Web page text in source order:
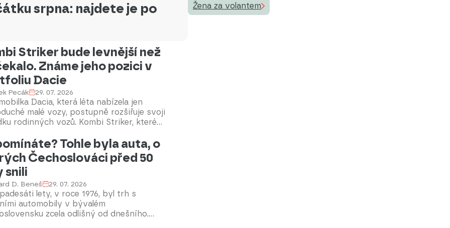
srpna: najdete je po
Žena za volantem
Striker bude levnější než
Známe jeho pozici v
Dacie
Pecák 29. 07. 2026
Dacia, která léta nabízela jen
malé vozy, postupně rozšiřuje svoji
rodinných vozů. Kombi Striker, které
i vnitřním prostorem zavedeným
včetně třeba Octavie Combi.
Tohle byla auta, o
Čechoslováci před 50
snili
D. Beneš 29. 07. 2026
lety, v roce 1976, byl trh s
automobily v bývalém
zcela odlišný od dnešního.